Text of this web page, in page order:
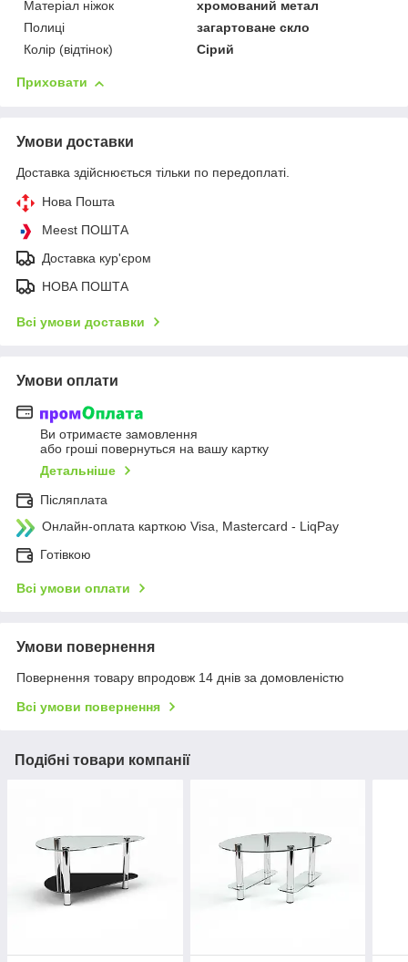
Матеріал ніжок
хромований метал
Полиці
загартоване скло
Колір (відтінок)
Сірий
Приховати
Умови доставки
Доставка здійснюється тільки по передоплаті.
Нова Пошта
Meest ПОШТА
Доставка кур'єром
НОВА ПОШТА
Всі умови доставки
Умови оплати
Ви отримаєте замовлення
або гроші повернуться на вашу картку
Детальніше
Післяплата
Онлайн-оплата карткою Visa, Mastercard - LiqPay
Готівкою
Всі умови оплати
Умови повернення
Повернення товару впродовж 14 днів за домовленістю
Всі умови повернення
Подібні товари компанії